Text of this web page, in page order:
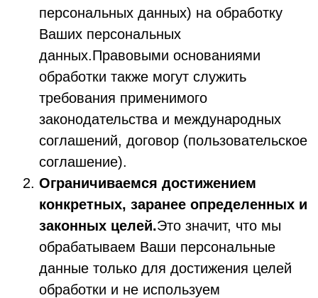
персональных данных) на обработку
Ваших персональных
данных.Правовыми основаниями
обработки также могут служить
требования применимого
законодательства и международных
соглашений, договор (пользовательское
соглашение).
Ограничиваемся достижением
конкретных, заранее определенных и
законных целей.Это значит, что мы
обрабатываем Ваши персональные
данные только для достижения целей
обработки и не используем